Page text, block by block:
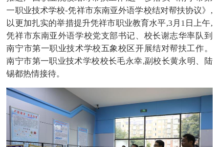
一职业技术学校-凭祥市东南亚外语学校结对帮扶协议》,
以更加扎实的举措提升凭祥市职业教育水平,3月1日上午,
凭祥市东南亚外语学校党支部书记、校长谢志华率队到
南宁市第一职业技术学校五象校区开展结对帮扶工作。
南宁市第一职业技术学校校长毛永幸,副校长黄永明、陆
锡都热情接待。